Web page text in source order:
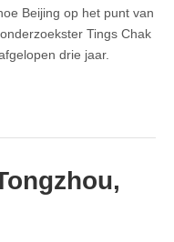
Beijing op het punt van
Tings Chak
drie jaar.